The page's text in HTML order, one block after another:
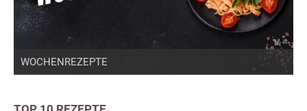
WOCHENREZEPTE